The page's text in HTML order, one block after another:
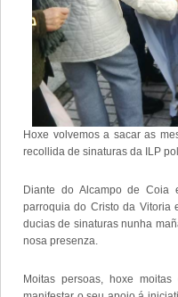
Hoxe volvemos a sacar as
recollida de sinaturas da ILP
Diante do Alcampo de Coia
parroquia do Cristo da Vitoria
ducias de sinaturas nunha
nosa presenza.
Moitas persoas, hoxe